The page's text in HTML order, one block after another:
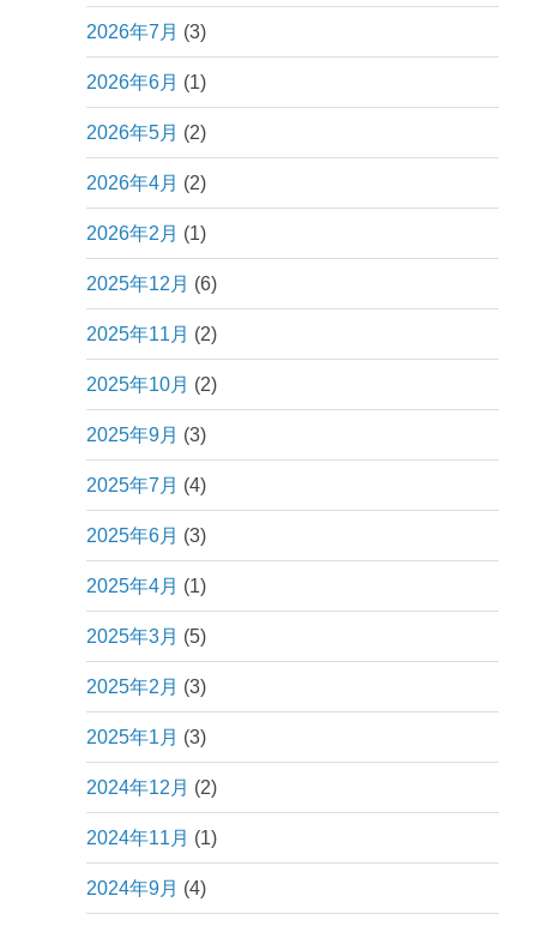
2026年7月 (3)
2026年6月 (1)
2026年5月 (2)
2026年4月 (2)
2026年2月 (1)
2025年12月 (6)
2025年11月 (2)
2025年10月 (2)
2025年9月 (3)
2025年7月 (4)
2025年6月 (3)
2025年4月 (1)
2025年3月 (5)
2025年2月 (3)
2025年1月 (3)
2024年12月 (2)
2024年11月 (1)
2024年9月 (4)